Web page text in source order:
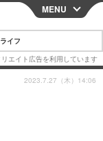
CLOSE
MENU
ライフ
2023.7.27（木）14:06